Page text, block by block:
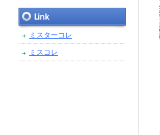
ミスターコレ
ミスコレ